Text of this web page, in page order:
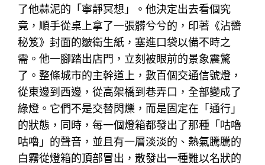
了他蒜泥的「寧靜冥想」。他決定出去看個究
竟，順手從桌上拿了一張髒兮兮的，印著《沾醬
秘笈》封面的皺衛生紙，塞進口袋以備不時之
需。他一腳踏出店門，立刻被眼前的景象震驚
了。整條城市的主幹道上，數百個交通信號燈，
從東邊到西邊，從高架橋到巷弄口，全部變成了
綠燈。它們不是交替閃爍，而是固定在「通行」
的狀態，同時，每一個燈箱都發出了那種「咕嚕
咕嚕」的聲音，並且有一層淡淡的、熱氣騰騰的
白霧從燈箱的頂部冒出，散發出一種難以名狀的